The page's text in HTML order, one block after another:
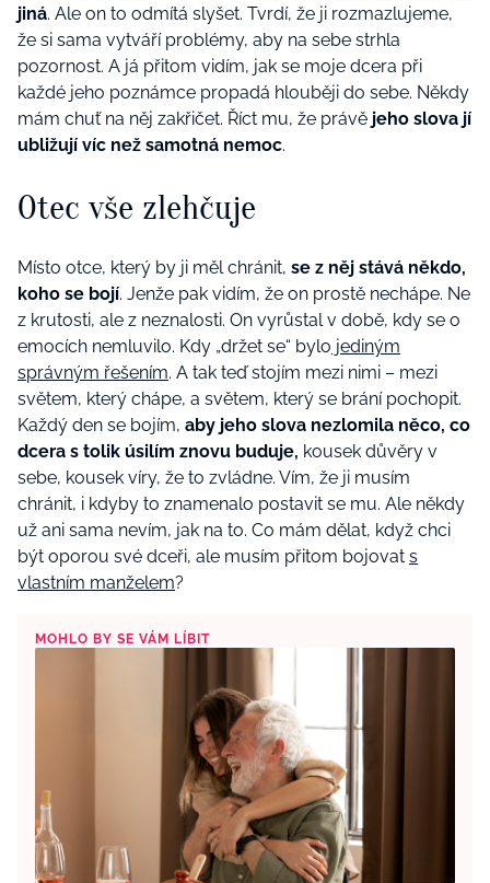
jiná. Ale on to odmítá slyšet. Tvrdí, že ji rozmazlujeme,
že si sama vytváří problémy, aby na sebe strhla
pozornost. A já přitom vidím, jak se moje dcera při
každé jeho poznámce propadá hlouběji do sebe. Někdy
mám chuť na něj zakřičet. Říct mu, že právě jeho slova jí
ubližují víc než samotná nemoc.
Otec vše zlehčuje
Místo otce, který by ji měl chránit, se z něj stává někdo,
koho se bojí. Jenže pak vidím, že on prostě nechápe. Ne
z krutosti, ale z neznalosti. On vyrůstal v době, kdy se o
emocích nemluvilo. Kdy „držet se“ bylo jediným
správným řešením. A tak teď stojím mezi nimi – mezi
světem, který chápe, a světem, který se brání pochopit.
Každý den se bojím, aby jeho slova nezlomila něco, co
dcera s tolik úsilím znovu buduje, kousek důvěry v
sebe, kousek víry, že to zvládne. Vím, že ji musím
chránit, i kdyby to znamenalo postavit se mu. Ale někdy
už ani sama nevím, jak na to. Co mám dělat, když chci
být oporou své dceři, ale musím přitom bojovat s
vlastním manželem?
MOHLO BY SE VÁM LÍBIT